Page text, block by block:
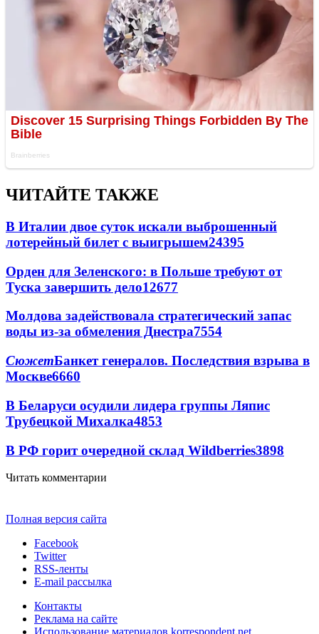
ЧИТАЙТЕ ТАКЖЕ
В Италии двое суток искали выброшенный
лотерейный билет с выигрышем24395
Орден для Зеленского: в Польше требуют от
Туска завершить дело12677
Молдова задействовала стратегический запас
воды из-за обмеления Днестра7554
СюжетБанкет генералов. Последствия взрыва в
Москве6660
В Беларуси осудили лидера группы Ляпис
Трубецкой Михалка4853
В РФ горит очередной склад Wildberries3898
Читать комментарии
Полная версия сайта
Facebook
Twitter
RSS-ленты
E-mail рассылка
Контакты
Реклама на сайте